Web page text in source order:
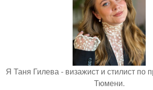
Я Таня Гилева - визажист и стилист по
Тюмени.